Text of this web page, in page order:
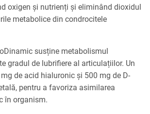
oxigen și nutrienți și eliminând dioxidul
metabolice din condrocitele
susține metabolismul
gradul de lubrifiere al articulațiilor. Un
de acid hialuronic și 500 mg de D-
pentru a favoriza asimilarea
în organism.